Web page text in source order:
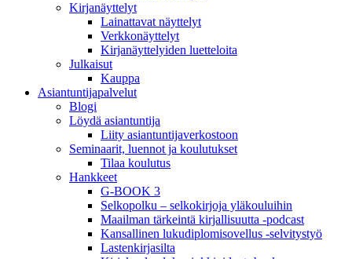
Kirjanäyttelyt
Lainattavat näyttelyt
Verkkonäyttelyt
Kirjanäyttelyiden luetteloita
Julkaisut
Kauppa
Asiantuntija­palvelut
Blogi
Löydä asiantuntija
Liity asiantuntijaverkostoon
Seminaarit, luennot ja koulutukset
Tilaa koulutus
Hankkeet
G-BOOK 3
Selkopolku – selkokirjoja yläkouluihin
Maailman tärkeintä kirjallisuutta -podcast
Kansallinen lukudiplomisovellus -selvitystyö
Lastenkirjasilta